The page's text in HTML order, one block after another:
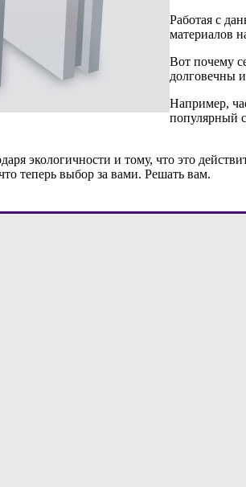
Работая с
материалов
Вот почему
долговечны
Например,
популярный
экологичности и тому, что это
теперь выбор за вами. Решать вам.